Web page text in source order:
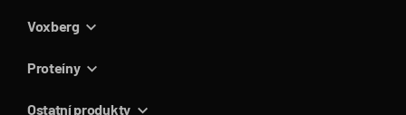
Voxberg
Proteíny
Ostatní produkty